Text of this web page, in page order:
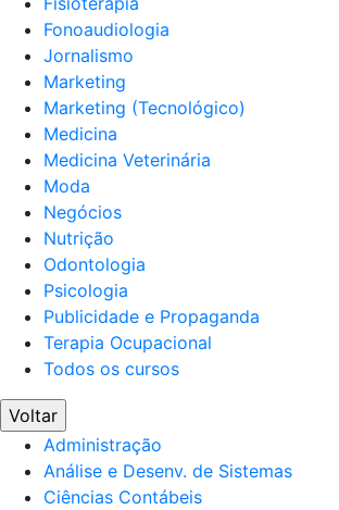
Fonoaudiologia
Jornalismo
Marketing
Marketing (Tecnológico)
Medicina
Medicina Veterinária
Moda
Negócios
Nutrição
Odontologia
Psicologia
Publicidade e Propaganda
Terapia Ocupacional
Todos os cursos
Voltar
Administração
Análise e Desenv. de Sistemas
Ciências Contábeis